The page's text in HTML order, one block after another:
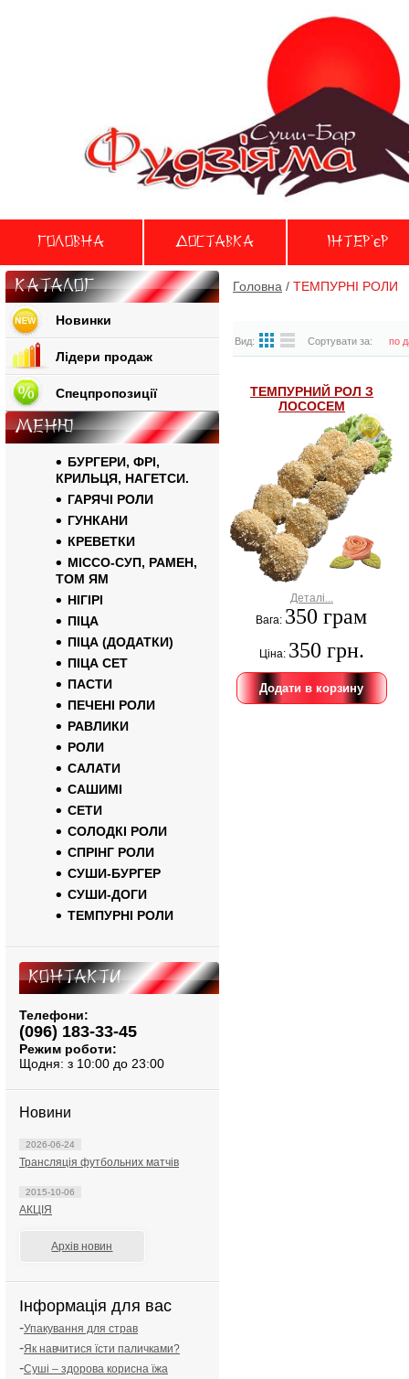
Головна Доставка Iнтер'єр
Головна / ТЕМПУРНІ РОЛИ
Вид: Сортувати за: по
ТЕМПУРНИЙ РОЛ З
ЛОСОСЕМ
Деталі...
Вага: 350 грам
Ціна: 350 грн.
Каталог
Новинки
Лідери продаж
Спецпропозиції
Меню
БУРГЕРИ, ФРІ,
КРИЛЬЦЯ, НАГЕТСИ.
ГАРЯЧІ РОЛИ
ГУНКАНИ
КРЕВЕТКИ
МІССО-СУП, РАМЕН,
ТОМ ЯМ
НІГІРІ
ПІЦА
ПІЦА (ДОДАТКИ)
ПІЦА СЕТ
ПАСТИ
ПЕЧЕНІ РОЛИ
РАВЛИКИ
РОЛИ
САЛАТИ
САШИМІ
СЕТИ
СОЛОДКІ РОЛИ
СПРІНГ РОЛИ
СУШИ-БУРГЕР
СУШИ-ДОГИ
ТЕМПУРНІ РОЛИ
Контакти
Телефони:
(096) 183-33-45
Режим роботи:
Щодня: з 10:00 до 23:00
Новини
2026-06-24
Трансляція футбольних матчів
2015-10-06
АКЦІЯ
Архів новин
Інформація для вас
-Упакування для страв
-Як навчитися їсти паличками?
-Суші – здорова корисна їжа